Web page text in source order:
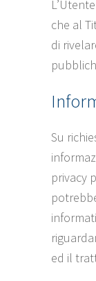
che al
di
Su
privacy
ed il